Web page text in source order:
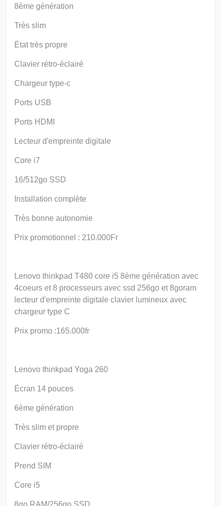
8ème génération
Très slim
État très propre
Clavier rétro-éclairé
Chargeur type-c
Ports USB
Ports HDMI
Lecteur d'empreinte digitale
Core i7
16/512go SSD
Installation complète
Très bonne autonomie
Prix promotionnel : 210.000Fr
Lenovo thinkpad T480 core i5 8ème génération avec
4coeurs et 8 processeurs avec ssd 256go et 8goram
lecteur d'empreinte digitale clavier lumineux avec
chargeur type C
Prix promo :165.000fr
Lenovo thinkpad Yoga 260
Écran 14 pouces
6ème génération
Très slim et propre
Clavier rétro-éclairé
Prend SIM
Core i5
8go RAM/256go SSD